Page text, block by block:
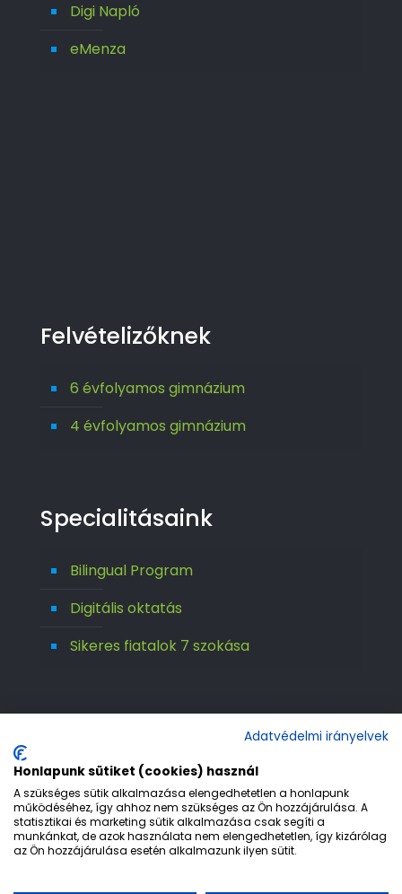
Digi Napló
eMenza
Felvételizőknek
6 évfolyamos gimnázium
4 évfolyamos gimnázium
Specialitásaink
Bilingual Program
Digitális oktatás
Sikeres fiatalok 7 szokása
© 1992-2026 Európa 2000 Gimnázium. All
Rights Reserved.
Adatvédelmi irányelvek
Honlapunk sütiket (cookies) használ
A szükséges sütik alkalmazása elengedhetetlen a honlapunk
működéséhez, így ahhoz nem szükséges az Ön hozzájárulása. A
statisztikai és marketing sütik alkalmazása csak segíti a
munkánkat, de azok használata nem elengedhetetlen, így kizárólag
az Ön hozzájárulása esetén alkalmazunk ilyen sütit.